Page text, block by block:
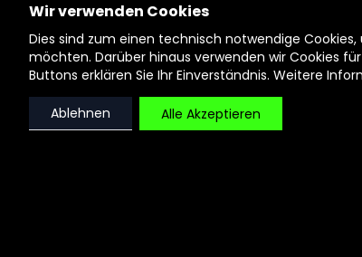
Wir verwenden Cookies
Dies sind zum einen technisch notwendige
möchten. Darüber hinaus verwenden wir Cookies
Buttons erklären Sie Ihr Einverständnis. Weitere
Ablehnen Alle Akzeptieren